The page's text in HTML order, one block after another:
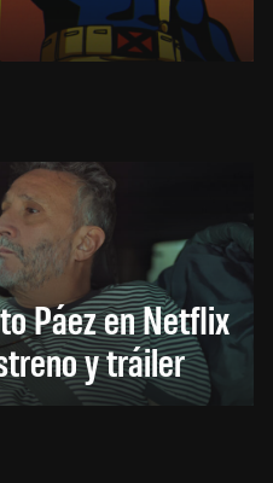
Páez en Netflix
y tráiler